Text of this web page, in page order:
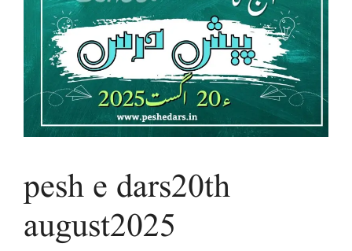
pesh e dars20th
august2025